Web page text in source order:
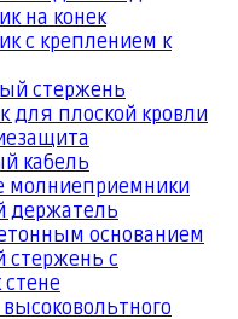
на конек
с креплением к
стержень
для плоской кровли
кабель
молниеприемники
держатель
основанием
стержень с